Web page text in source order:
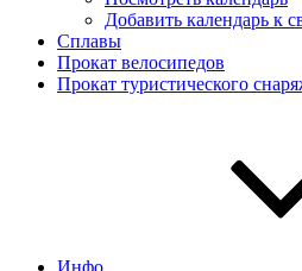
Добавить календарь к
Сплавы
Прокат велосипедов
Прокат туристического
Инфо